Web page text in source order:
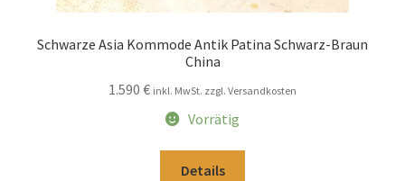
Mein Konto
Versandkosten und Zahlungsbedingungen
Schwarze Asia Kommode Antik Patina Schwarz-Braun
China
1.590 € inkl. MwSt. zzgl. Versandkosten
Vorrätig
Details